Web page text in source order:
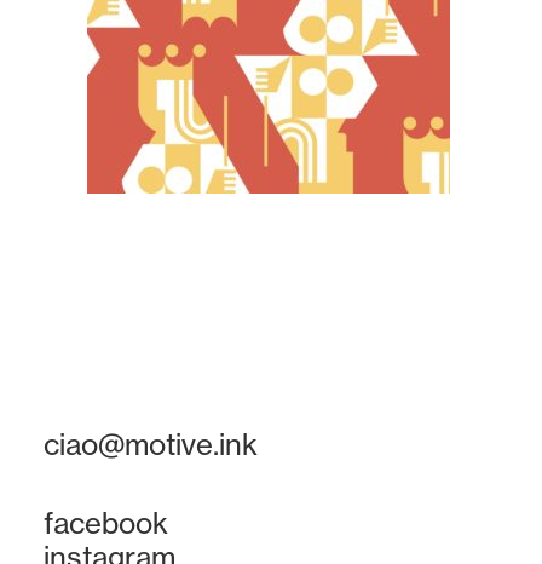
ciao@motive.ink
facebook
instagram